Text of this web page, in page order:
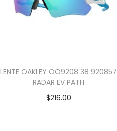
LENTE OAKLEY OO9208 38 920857
RADAR EV PATH
$216.00